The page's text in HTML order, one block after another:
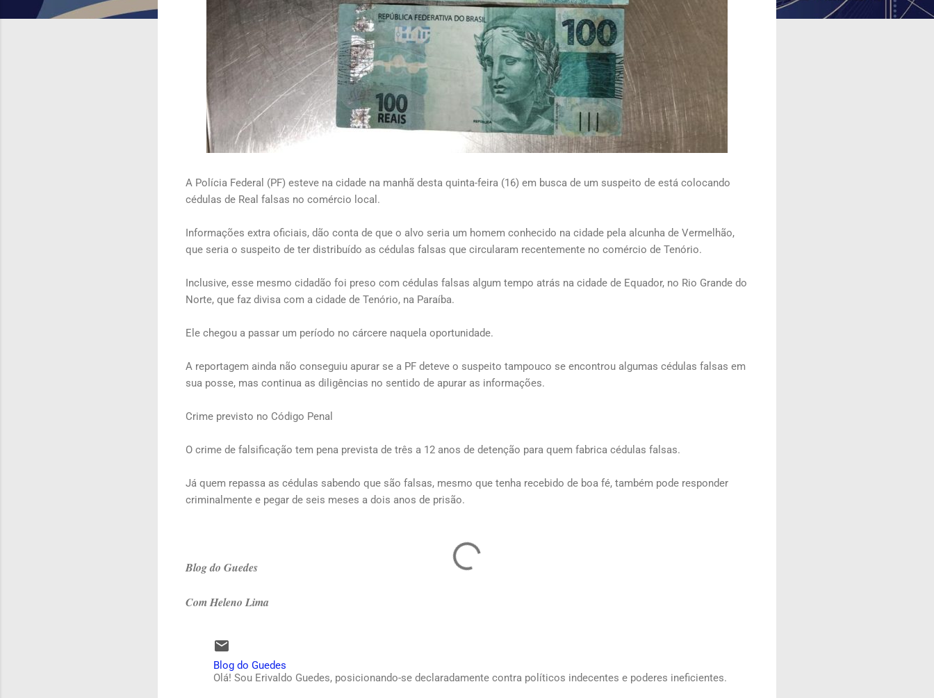
A Polícia Federal (PF) esteve na cidade na manhã desta quinta-feira (16) em busca de um suspeito de está colocando
cédulas de Real falsas no comércio local.
Informações extra oficiais, dão conta de que o alvo seria um homem conhecido na cidade pela alcunha de Vermelhão,
que seria o suspeito de ter distribuído as cédulas falsas que circularam recentemente no comércio de Tenório.
Inclusive, esse mesmo cidadão foi preso com cédulas falsas algum tempo atrás na cidade de Equador, no Rio Grande do
Norte, que faz divisa com a cidade de Tenório, na Paraíba.
Ele chegou a passar um período no cárcere naquela oportunidade.
A reportagem ainda não conseguiu apurar se a PF deteve o suspeito tampouco se encontrou algumas cédulas falsas em
sua posse, mas continua as diligências no sentido de apurar as informações.
Crime previsto no Código Penal
O crime de falsificação tem pena prevista de três a 12 anos de detenção para quem fabrica cédulas falsas.
Já quem repassa as cédulas sabendo que são falsas, mesmo que tenha recebido de boa fé, também pode responder
criminalmente e pegar de seis meses a dois anos de prisão.
Blog do Guedes
Com Heleno Lima
Blog do Guedes
Olá! Sou Erivaldo Guedes, posicionando-se declaradamente contra políticos indecentes e poderes ineficientes.